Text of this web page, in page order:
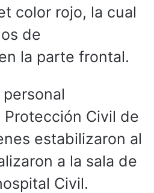
color rojo, la cual
de
la parte frontal.
Civil de
estabilizaron al
a la sala de
Civil.